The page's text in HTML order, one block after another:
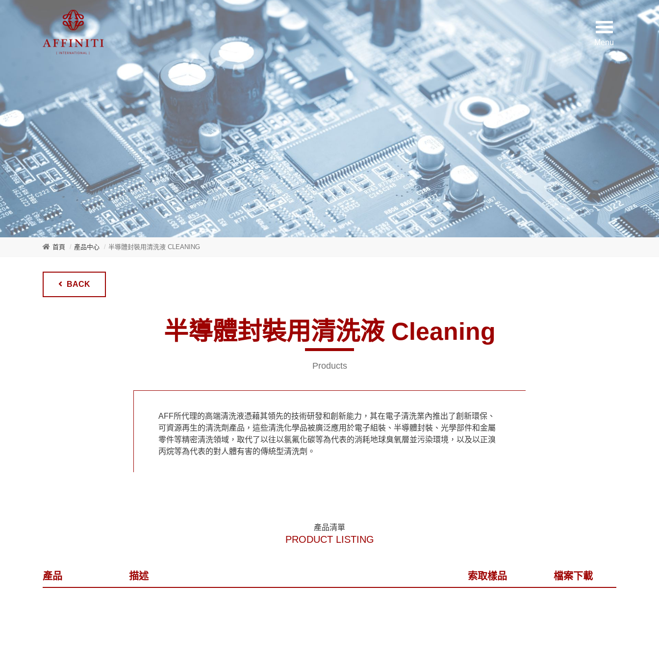
首頁 產品中心 半導體封裝用清洗液 CLEANING
BACK
半導體封裝用清洗液 Cleaning
Products
AFF所代理的高端清洗液憑藉其領先的技術研發和創新能力，其在電子清洗業內推出了創新環保、
可資源再生的清洗劑產品，這些清洗化學品被廣泛應用於電子組裝、半導體封裝、光學部件和金屬
零件等精密清洗領域，取代了以往以氯氟化碳等為代表的消耗地球臭氧層並污染環境，以及以正溴
丙烷等為代表的對人體有害的傳統型清洗劑。
產品清單
PRODUCT LISTING
產品 描述 索取樣品 檔案下載